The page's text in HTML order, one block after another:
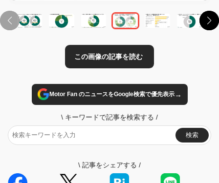
Motor Fan のニュースをGoogle検索で優先表示→
\ キーワードで記事を検索する /
検索
\ 記事をシェアする /